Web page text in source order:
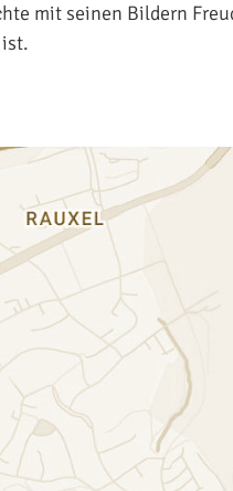
mit seinen Bildern